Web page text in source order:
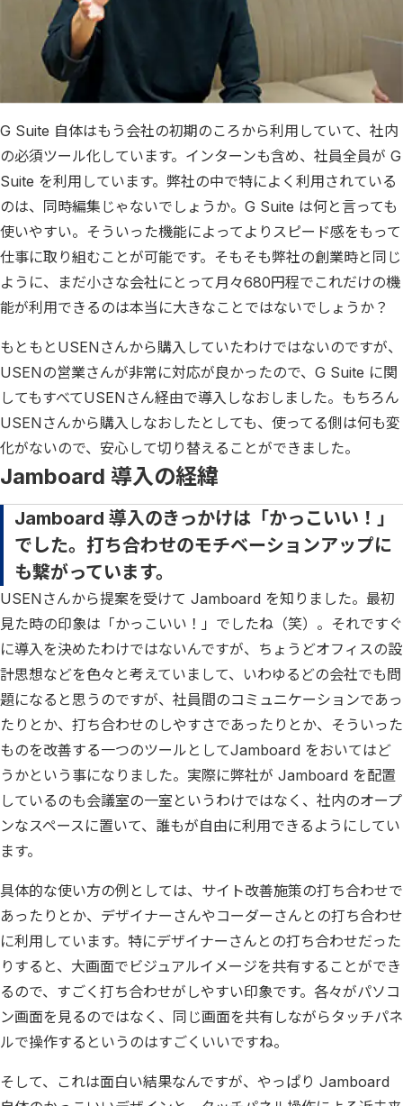
G Suite 自体はもう会社の初期のころから利用していて、社内
の必須ツール化しています。インターンも含め、社員全員が G
Suite を利用しています。弊社の中で特によく利用されている
のは、同時編集じゃないでしょうか。G Suite は何と言っても
使いやすい。そういった機能によってよりスピード感をもって
仕事に取り組むことが可能です。そもそも弊社の創業時と同じ
ように、まだ小さな会社にとって月々680円程でこれだけの機
能が利用できるのは本当に大きなことではないでしょうか？
もともとUSENさんから購入していたわけではないのですが、
USENの営業さんが非常に対応が良かったので、G Suite に関
してもすべてUSENさん経由で導入しなおしました。もちろん
USENさんから購入しなおしたとしても、使ってる側は何も変
化がないので、安心して切り替えることができました。
Jamboard 導入の経緯
Jamboard 導入のきっかけは「かっこいい！」
でした。打ち合わせのモチベーションアップに
も繋がっています。
USENさんから提案を受けて Jamboard を知りました。最初
見た時の印象は「かっこいい！」でしたね（笑）。それですぐ
に導入を決めたわけではないんですが、ちょうどオフィスの設
計思想などを色々と考えていまして、いわゆるどの会社でも問
題になると思うのですが、社員間のコミュニケーションであっ
たりとか、打ち合わせのしやすさであったりとか、そういった
ものを改善する一つのツールとしてJamboard をおいてはど
うかという事になりました。実際に弊社が Jamboard を配置
しているのも会議室の一室というわけではなく、社内のオープ
ンなスペースに置いて、誰もが自由に利用できるようにしてい
ます。
具体的な使い方の例としては、サイト改善施策の打ち合わせで
あったりとか、デザイナーさんやコーダーさんとの打ち合わせ
に利用しています。特にデザイナーさんとの打ち合わせだった
りすると、大画面でビジュアルイメージを共有することができ
るので、すごく打ち合わせがしやすい印象です。各々がパソコ
ン画面を見るのではなく、同じ画面を共有しながらタッチパネ
ルで操作するというのはすごくいいですね。
そして、これは面白い結果なんですが、やっぱり Jamboard